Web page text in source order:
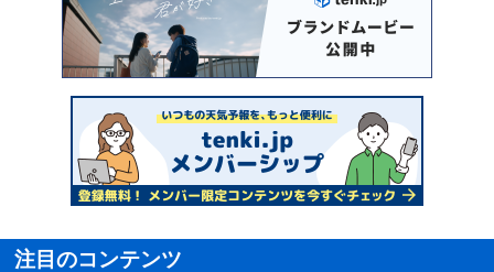
注目のコンテンツ